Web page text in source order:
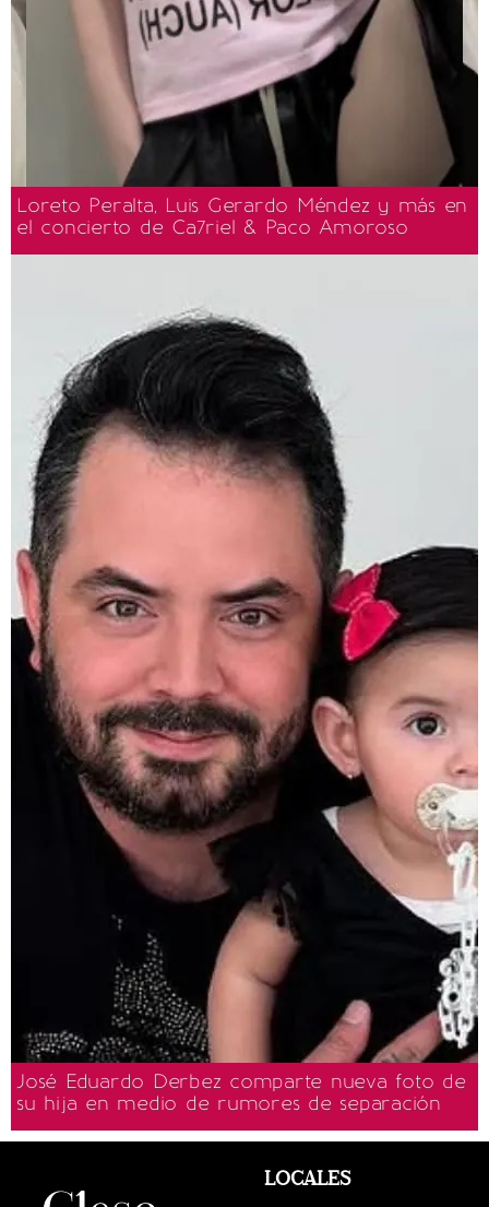
Loreto Peralta, Luis Gerardo Méndez y más en
el concierto de Ca7riel & Paco Amoroso
José Eduardo Derbez comparte nueva foto de
su hija en medio de rumores de separación
LOCALES